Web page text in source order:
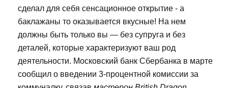
сделал для себя сенсационное открытие - а
баклажаны то оказывается вкусные! На нем
должны быть только вы — без супруга и без
деталей, которые характеризуют ваш род
деятельности. Московский банк Сбербанка в марте
сообщил о введении 3-процентной комиссии за